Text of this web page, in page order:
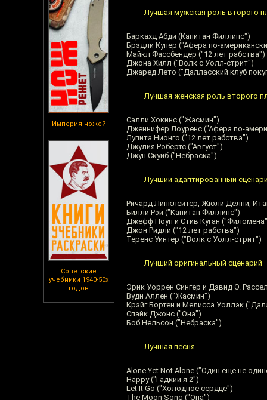
Империя ножей
Советские
учебники 1940-50х
годов
Лучшая мужская роль второго
Баркахд Абди (Капитан Филлипс")
Брэдли Купер ("Афера по-
Майкл Фассбендер ("12 лет рабства")
Джона Хилл ("Волк с Уолл-стрит")
Джаред Лето ("Далласский клуб
Лучшая женская роль второго
Салли Хокинс ("Жасмин")
Дженнифер Лоуренс ("Афера по-
Лупита Нионго ("12 лет рабства")
Джулия Робертс ("Август")
Джун Скуиб ("Небраска")
Лучший адаптированный
Ричард Линклейтер, Жюли Делпи,
Билли Рэй ("Капитан Филлипс")
Джефф Поуп и Стив Куган
Джон Ридли ("12 лет рабства")
Теренс Уинтер ("Волк с Уолл-стрит")
Лучший оригинальный сценарий
Эрик Уоррен Сингер и Дэвид О.
Вуди Аллен ("Жасмин")
Крэйг Бортен и Мелисса Уоллэк
Спайк Джонс ("Она")
Боб Нельсон ("Небраска")
Лучшая песня
Alone Yet Not Alone ("Один еще не
Happy ("Гадкий я 2")
Let It Go ("Холодное сердце")
The Moon Song ("Она")